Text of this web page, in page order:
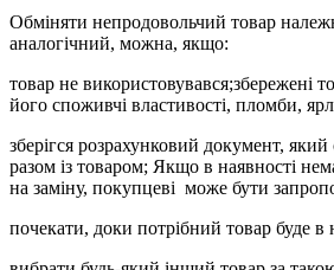
Обміняти непродовольчий товар
аналогічний, можна, якщо:
товар не використовувався;збережені
його споживчі властивості, пломби,
зберігся розрахунковий документ,
разом із товаром; Якщо в наявності
на заміну, покупцеві може бути
почекати, доки потрібний товар буде в